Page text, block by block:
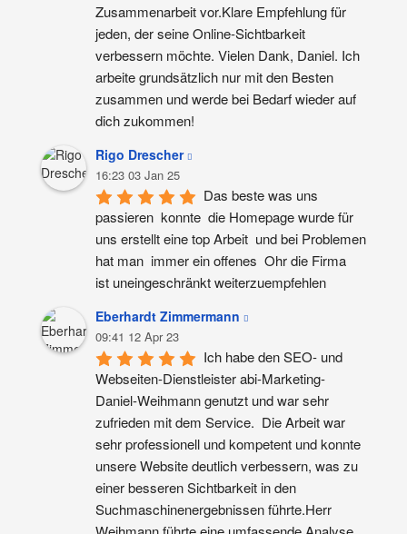
Zusammenarbeit vor.Klare Empfehlung für
jeden, der seine Online-Sichtbarkeit
verbessern möchte. Vielen Dank, Daniel. Ich
arbeite grundsätzlich nur mit den Besten
zusammen und werde bei Bedarf wieder auf
dich zukommen!
Rigo Drescher
16:23 03 Jan 25
Das beste was uns
passieren  konnte  die Homepage wurde für
uns erstellt eine top Arbeit  und bei Problemen
hat man  immer ein offenes  Ohr die Firma
ist uneingeschränkt weiterzuempfehlen
Eberhardt Zimmermann
09:41 12 Apr 23
Ich habe den SEO- und
Webseiten-Dienstleister abi-Marketing-
Daniel-Weihmann genutzt und war sehr
zufrieden mit dem Service.  Die Arbeit war
sehr professionell und kompetent und konnte
unsere Website deutlich verbessern, was zu
einer besseren Sichtbarkeit in den
Suchmaschinenergebnissen führte.Herr